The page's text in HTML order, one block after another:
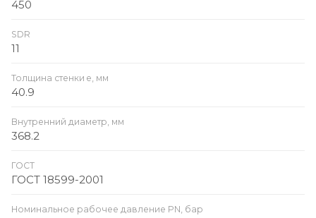
450
SDR
11
Толщина стенки e, мм
40.9
Внутренний диаметр, мм
368.2
ГОСТ
ГОСТ 18599-2001
Номинальное рабочее давление PN, бар